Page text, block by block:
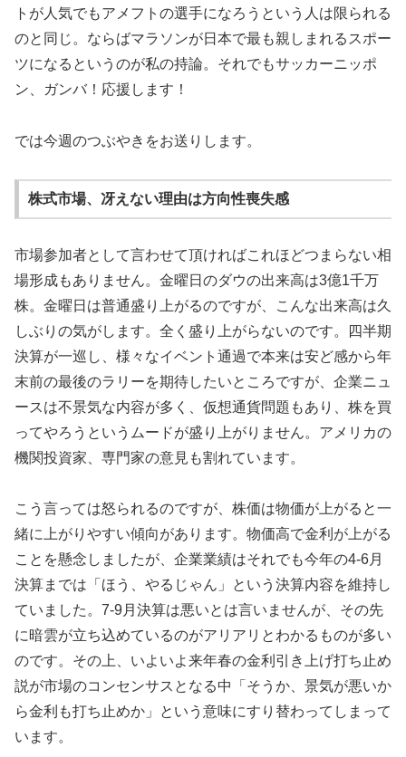
トが人気でもアメフトの選手になろうという人は限られる
のと同じ。ならばマラソンが日本で最も親しまれるスポー
ツになるというのが私の持論。それでもサッカーニッポ
ン、ガンバ！応援します！
では今週のつぶやきをお送りします。
株式市場、冴えない理由は方向性喪失感
市場参加者として言わせて頂ければこれほどつまらない相
場形成もありません。金曜日のダウの出来高は3億1千万
株。金曜日は普通盛り上がるのですが、こんな出来高は久
しぶりの気がします。全く盛り上がらないのです。四半期
決算が一巡し、様々なイベント通過で本来は安ど感から年
末前の最後のラリーを期待したいところですが、企業ニュ
ースは不景気な内容が多く、仮想通貨問題もあり、株を買
ってやろうというムードが盛り上がりません。アメリカの
機関投資家、専門家の意見も割れています。
こう言っては怒られるのですが、株価は物価が上がると一
緒に上がりやすい傾向があります。物価高で金利が上がる
ことを懸念しましたが、企業業績はそれでも今年の4-6月
決算までは「ほう、やるじゃん」という決算内容を維持し
ていました。7-9月決算は悪いとは言いませんが、その先
に暗雲が立ち込めているのがアリアリとわかるものが多い
のです。その上、いよいよ来年春の金利引き上げ打ち止め
説が市場のコンセンサスとなる中「そうか、景気が悪いか
ら金利も打ち止めか」という意味にすり替わってしまって
います。